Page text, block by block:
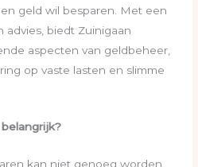
geld wil besparen. Met een
advies, biedt Zuinigaan
aspecten van geldbeheer,
op vaste lasten en slimme
kan niet genoeg worden